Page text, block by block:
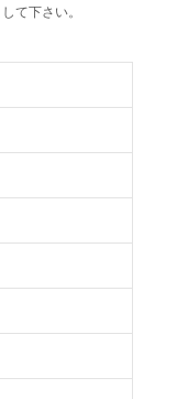
て下さい。